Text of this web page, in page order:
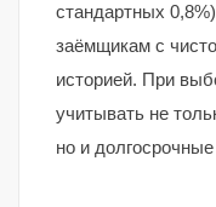
стандартных
заёмщикам с
историей. При
учитывать не
но и